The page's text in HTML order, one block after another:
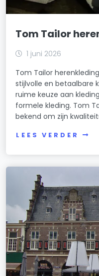
Tom Tailor
1 juni 2026
Tom Tailor
stijlvolle en betaalbare
ruime keuze aan
formele kleding. Tom
bekend om zijn
LEES VERDER